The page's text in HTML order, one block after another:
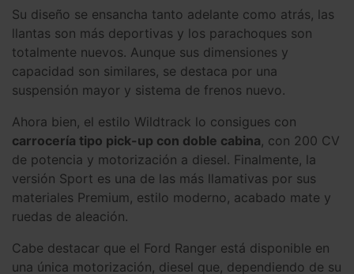
Su diseño se ensancha tanto adelante como atrás, las
llantas son más deportivas y los parachoques son
totalmente nuevos. Aunque sus dimensiones y
capacidad son similares, se destaca por una
suspensión mayor y sistema de frenos nuevo.
Ahora bien, el estilo Wildtrack lo consigues con
carrocería tipo pick-up con doble cabina, con 200 CV
de potencia y motorización a diesel. Finalmente, la
versión Sport es una de las más llamativas por sus
materiales Premium, estilo moderno, acabado mate y
ruedas de aleación.
Cabe destacar que el Ford Ranger está disponible en
una única motorización, diesel que, dependiendo de su